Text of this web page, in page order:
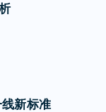
新标准